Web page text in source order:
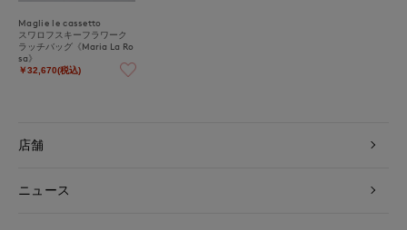
Maglie le cassetto
スワロフスキーフラワーク
ラッチバッグ《Maria La Ro
sa》
￥32,670(税込)
店舗
ニュース